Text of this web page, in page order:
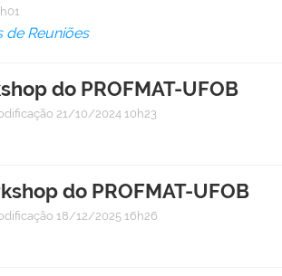
de Reuniões
do PROFMAT-UFOB
21/10/2024 10h23
do PROFMAT-UFOB
18/12/2025 16h26